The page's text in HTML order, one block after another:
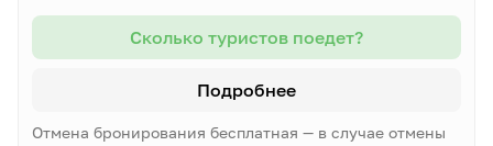
Сколько туристов поедет?
Подробнее
Отмена бронирования бесплатная — в случае отмены